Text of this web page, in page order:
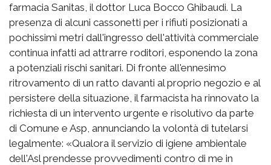
farmacia Sanitas, il dottor Luca Bocco Ghibaudi. La
presenza di alcuni cassonetti per i rifiuti posizionati a
pochissimi metri dall'ingresso dell'attività commerciale
continua infatti ad attrarre roditori, esponendo la zona
a potenziali rischi sanitari. Di fronte all'ennesimo
ritrovamento di un ratto davanti al proprio negozio e al
persistere della situazione, il farmacista ha rinnovato la
richiesta di un intervento urgente e risolutivo da parte
di Comune e Asp, annunciando la volontà di tutelarsi
legalmente: «Qualora il servizio di igiene ambientale
dell'Asl prendesse provvedimenti contro di me in